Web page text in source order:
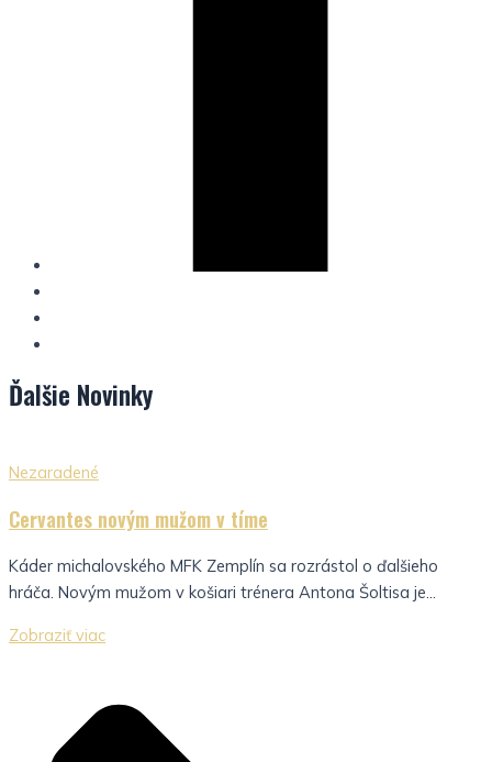
Ďalšie Novinky
Nezaradené
Cervantes novým mužom v tíme
Káder michalovského MFK Zemplín sa rozrástol o ďalšieho
hráča. Novým mužom v košiari trénera Antona Šoltisa je...
Zobraziť viac